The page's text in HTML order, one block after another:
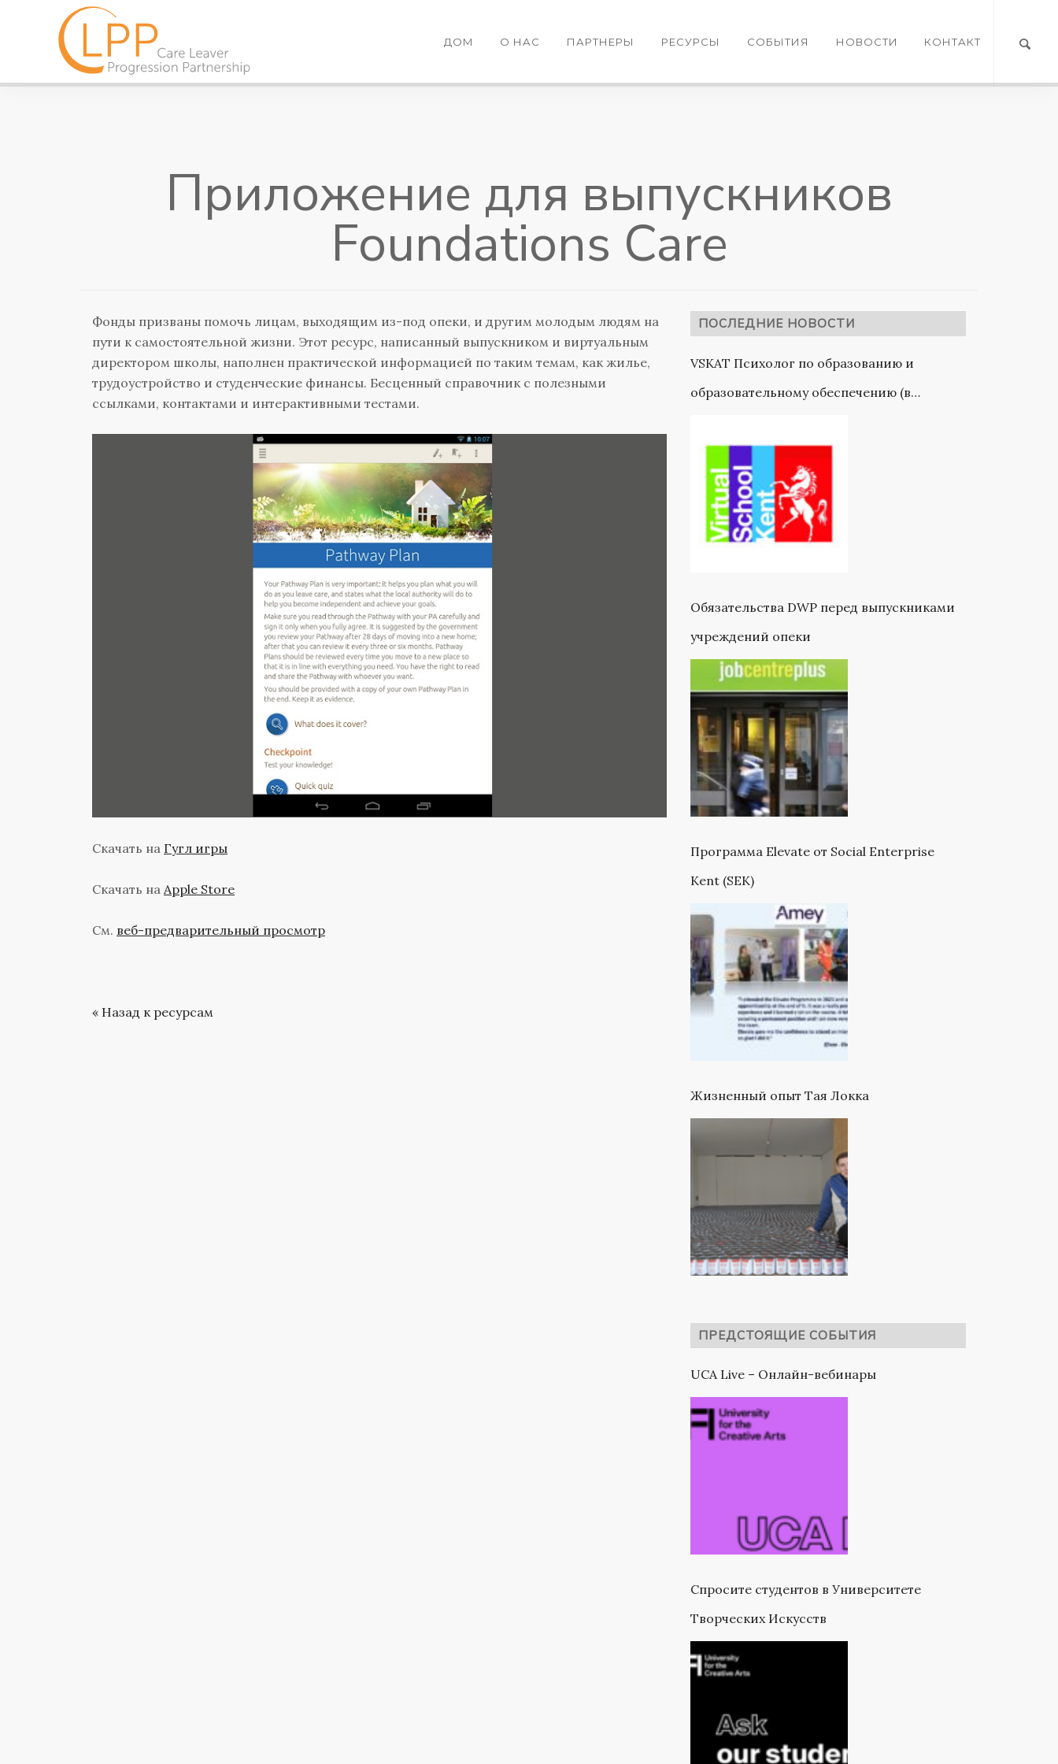
ДОМ О НАС ПАРТНЕРЫ РЕСУРСЫ СОБЫТИЯ НОВОСТИ КОНТАКТ
Приложение для выпускников
Foundations Care
Фонды призваны помочь лицам, выходящим из-под опеки, и другим молодым людям на
пути к самостоятельной жизни. Этот ресурс, написанный выпускником и виртуальным
директором школы, наполнен практической информацией по таким темам, как жилье,
трудоустройство и студенческие финансы. Бесценный справочник с полезными
ссылками, контактами и интерактивными тестами.
Скачать на Гугл игры
Скачать на Apple Store
См. веб-предварительный просмотр
« Назад к ресурсам
ПОСЛЕДНИЕ НОВОСТИ
VSKAT Психолог по образованию и
образовательному обеспечению (в
Обязательства DWP перед выпускниками
учреждений опеки
Программа Elevate от Social Enterprise
Kent (SEK)
Жизненный опыт Тая Локка
ПРЕДСТОЯЩИЕ СОБЫТИЯ
UCA Live – Онлайн-вебинары
Спросите студентов в Университете
Творческих Искусств